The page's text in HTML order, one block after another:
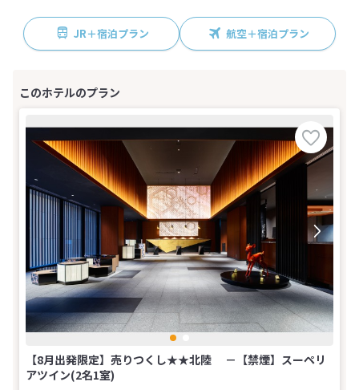
JR＋宿泊プラン 航空＋宿泊プラン
【8月出発限定】売りつくし★★北陸 －【禁煙】スーペリ
アツイン(2名1室)